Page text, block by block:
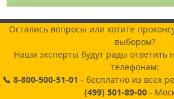
Остались вопросы или хотите
выбором?
Наши эксперты будут рады
телефонам:
📞 8-800-500-51-01 - бесплатно из всех
(499) 501-89-00 -